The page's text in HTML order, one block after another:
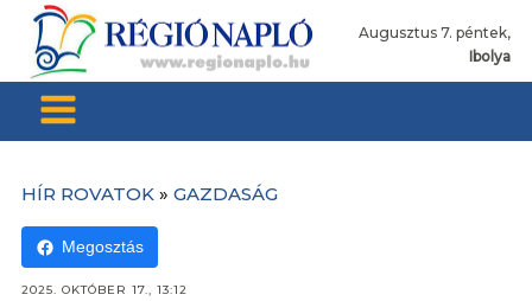
Augusztus 7. péntek,
Ibolya
HÍR ROVATOK » GAZDASÁG
Megosztás
2025. OKTÓBER 17., 13:12